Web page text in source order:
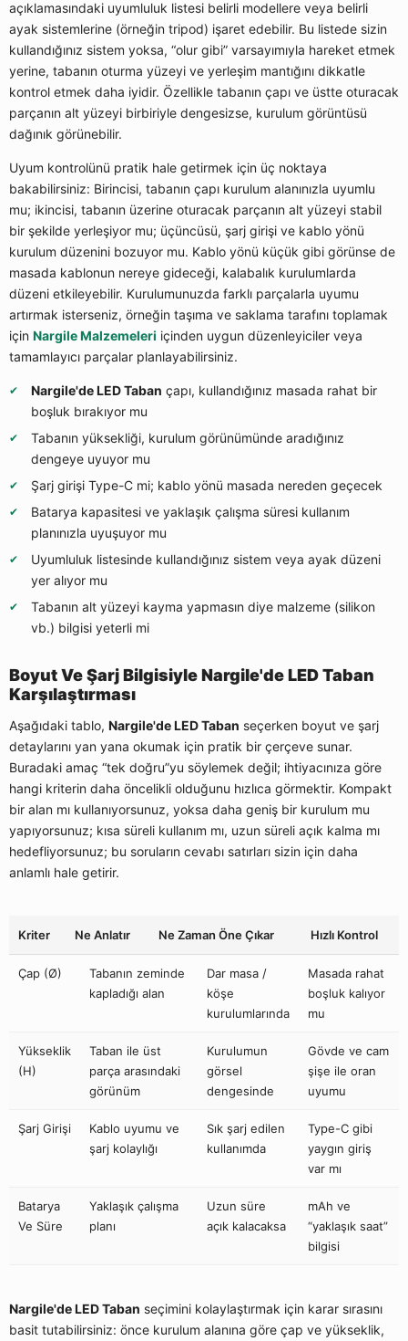
açıklamasındaki uyumluluk listesi belirli modellere veya belirli
ayak sistemlerine (örneğin tripod) işaret edebilir. Bu listede sizin
kullandığınız sistem yoksa, “olur gibi” varsayımıyla hareket etmek
yerine, tabanın oturma yüzeyi ve yerleşim mantığını dikkatle
kontrol etmek daha iyidir. Özellikle tabanın çapı ve üstte oturacak
parçanın alt yüzeyi birbiriyle dengesizse, kurulum görüntüsü
dağınık görünebilir.
Uyum kontrolünü pratik hale getirmek için üç noktaya
bakabilirsiniz: Birincisi, tabanın çapı kurulum alanınızla uyumlu
mu; ikincisi, tabanın üzerine oturacak parçanın alt yüzeyi stabil
bir şekilde yerleşiyor mu; üçüncüsü, şarj girişi ve kablo yönü
kurulum düzenini bozuyor mu. Kablo yönü küçük gibi görünse de
masada kablonun nereye gideceği, kalabalık kurulumlarda
düzeni etkileyebilir. Kurulumunuzda farklı parçalarla uyumu
artırmak isterseniz, örneğin taşıma ve saklama tarafını toplamak
için Nargile Malzemeleri içinden uygun düzenleyiciler veya
tamamlayıcı parçalar planlayabilirsiniz.
Nargile'de LED Taban çapı, kullandığınız masada rahat bir
boşluk bırakıyor mu
Tabanın yüksekliği, kurulum görünümünde aradığınız
dengeye uyuyor mu
Şarj girişi Type-C mi; kablo yönü masada nereden geçecek
Batarya kapasitesi ve yaklaşık çalışma süresi kullanım
planınızla uyuşuyor mu
Uyumluluk listesinde kullandığınız sistem veya ayak düzeni
yer alıyor mu
Tabanın alt yüzeyi kayma yapmasın diye malzeme (silikon
vb.) bilgisi yeterli mi
Boyut Ve Şarj Bilgisiyle Nargile'de LED Taban
Karşılaştırması
Aşağıdaki tablo, Nargile'de LED Taban seçerken boyut ve şarj
detaylarını yan yana okumak için pratik bir çerçeve sunar.
Buradaki amaç “tek doğru”yu söylemek değil; ihtiyacınıza göre
hangi kriterin daha öncelikli olduğunu hızlıca görmektir. Kompakt
bir alan mı kullanıyorsunuz, yoksa daha geniş bir kurulum mu
yapıyorsunuz; kısa süreli kullanım mı, uzun süreli açık kalma mı
hedefliyorsunuz; bu soruların cevabı satırları sizin için daha
anlamlı hale getirir.
Kriter Ne Anlatır Ne Zaman Öne Çıkar Hızlı Kontrol
Çap (Ø)
Tabanın zeminde
kapladığı alan
Dar masa /
köşe
kurulumlarında
Masada rahat
boşluk kalıyor
mu
Yükseklik
(H)
Taban ile üst
parça arasındaki
görünüm
Kurulumun
görsel
dengesinde
Gövde ve cam
şişe ile oran
uyumu
Şarj Girişi
Kablo uyumu ve
şarj kolaylığı
Sık şarj edilen
kullanımda
Type-C gibi
yaygın giriş
var mı
Batarya
Ve Süre
Yaklaşık çalışma
planı
Uzun süre
açık kalacaksa
mAh ve
“yaklaşık saat”
bilgisi
Nargile'de LED Taban seçimini kolaylaştırmak için karar sırasını
basit tutabilirsiniz: önce kurulum alanına göre çap ve yükseklik,